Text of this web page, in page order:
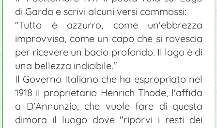
di Garda e scrivi alcuni versi commossi:
"Tutto è azzurro, come un'ebbrezza
improvvisa, come un capo che si rovescia
per ricevere un bacio profondo. Il lago è di
una bellezza indicibile."
Il Governo Italiano che ha espropriato nel
1918 il proprietario Henrich Thode, l'affida
a D'Annunzio, che vuole fare di questa
dimora il luogo dove "riporvi i resti dei